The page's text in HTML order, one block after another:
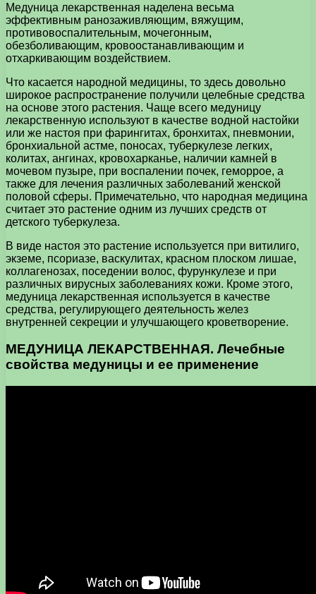
Медуница лекарственная наделена весьма
эффективным ранозаживляющим, вяжущим,
противовоспалительным, мочегонным,
обезболивающим, кровоостанавливающим и
отхаркивающим воздействием.
Что касается народной медицины, то здесь довольно
широкое распространение получили целебные средства
на основе этого растения. Чаще всего медуницу
лекарственную используют в качестве водной настойки
или же настоя при фарингитах, бронхитах, пневмонии,
бронхиальной астме, поносах, туберкулезе легких,
колитах, ангинах, кровохарканье, наличии камней в
мочевом пузыре, при воспалении почек, геморрое, а
также для лечения различных заболеваний женской
половой сферы. Примечательно, что народная медицина
считает это растение одним из лучших средств от
детского туберкулеза.
В виде настоя это растение используется при витилиго,
экземе, псориазе, васкулитах, красном плоском лишае,
коллагенозах, поседении волос, фурункулезе и при
различных вирусных заболеваниях кожи. Кроме этого,
медуница лекарственная используется в качестве
средства, регулирующего деятельность желез
внутренней секреции и улучшающего кроветворение.
МЕДУНИЦА ЛЕКАРСТВЕННАЯ. Лечебные
свойства медуницы и ее применение